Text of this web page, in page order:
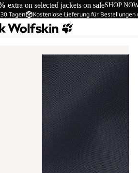
extra on selected jackets on saleSHOP
Tagen Kostenlose Lieferung für Bestellungen